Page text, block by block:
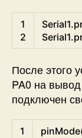
1
2
Serial1.
Serial1.
После этого
PA0 на
подключен
1 pinMode